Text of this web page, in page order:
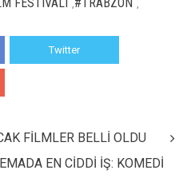
Twitter
FİLMLER BELLİ OLDU
EN CİDDİ İŞ: KOMEDİ